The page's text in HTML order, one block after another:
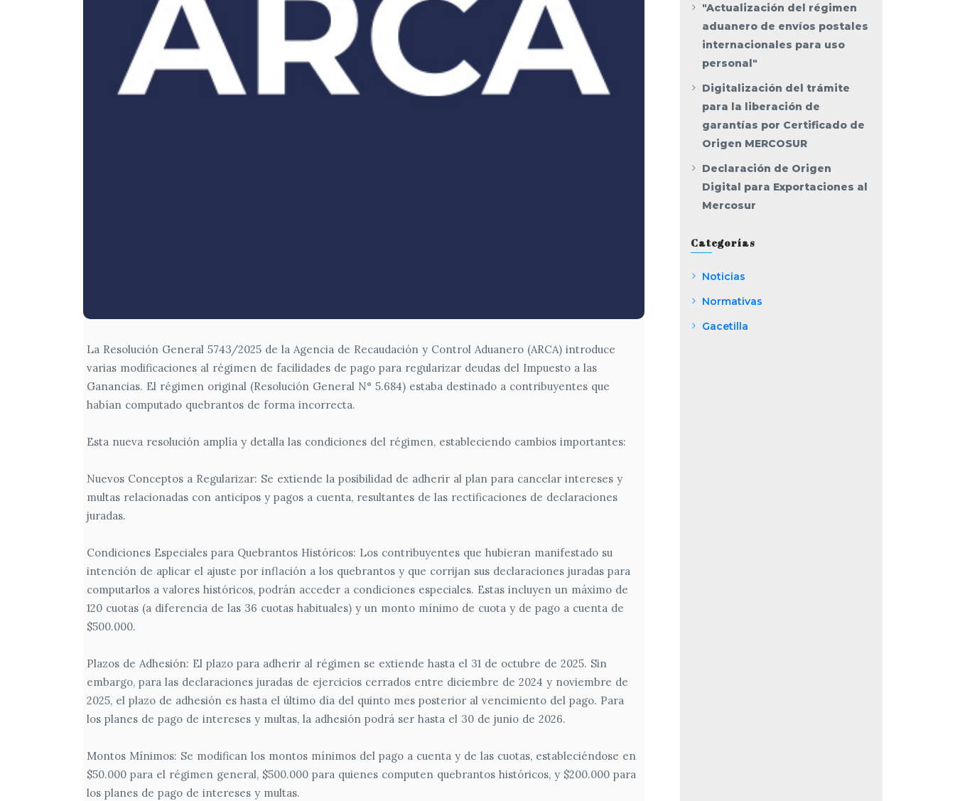
La Resolución General 5743/2025 de la Agencia de Recaudación y Control Aduanero (ARCA) introduce
varias modificaciones al régimen de facilidades de pago para regularizar deudas del Impuesto a las
Ganancias. El régimen original (Resolución General N° 5.684) estaba destinado a contribuyentes que
habían computado quebrantos de forma incorrecta.
Esta nueva resolución amplía y detalla las condiciones del régimen, estableciendo cambios importantes:
Nuevos Conceptos a Regularizar: Se extiende la posibilidad de adherir al plan para cancelar intereses y
multas relacionadas con anticipos y pagos a cuenta, resultantes de las rectificaciones de declaraciones
juradas.
Condiciones Especiales para Quebrantos Históricos: Los contribuyentes que hubieran manifestado su
intención de aplicar el ajuste por inflación a los quebrantos y que corrijan sus declaraciones juradas para
computarlos a valores históricos, podrán acceder a condiciones especiales. Estas incluyen un máximo de
120 cuotas (a diferencia de las 36 cuotas habituales) y un monto mínimo de cuota y de pago a cuenta de
$500.000.
Plazos de Adhesión: El plazo para adherir al régimen se extiende hasta el 31 de octubre de 2025. Sin
embargo, para las declaraciones juradas de ejercicios cerrados entre diciembre de 2024 y noviembre de
2025, el plazo de adhesión es hasta el último día del quinto mes posterior al vencimiento del pago. Para
los planes de pago de intereses y multas, la adhesión podrá ser hasta el 30 de junio de 2026.
Montos Mínimos: Se modifican los montos mínimos del pago a cuenta y de las cuotas, estableciéndose en
$50.000 para el régimen general, $500.000 para quienes computen quebrantos históricos, y $200.000 para
los planes de pago de intereses y multas.
"Actualización del régimen
aduanero de envíos postales
internacionales para uso
personal"
Digitalización del trámite
para la liberación de
garantías por Certificado de
Origen MERCOSUR
Declaración de Origen
Digital para Exportaciones al
Mercosur
Categorías
Noticias
Normativas
Gacetilla